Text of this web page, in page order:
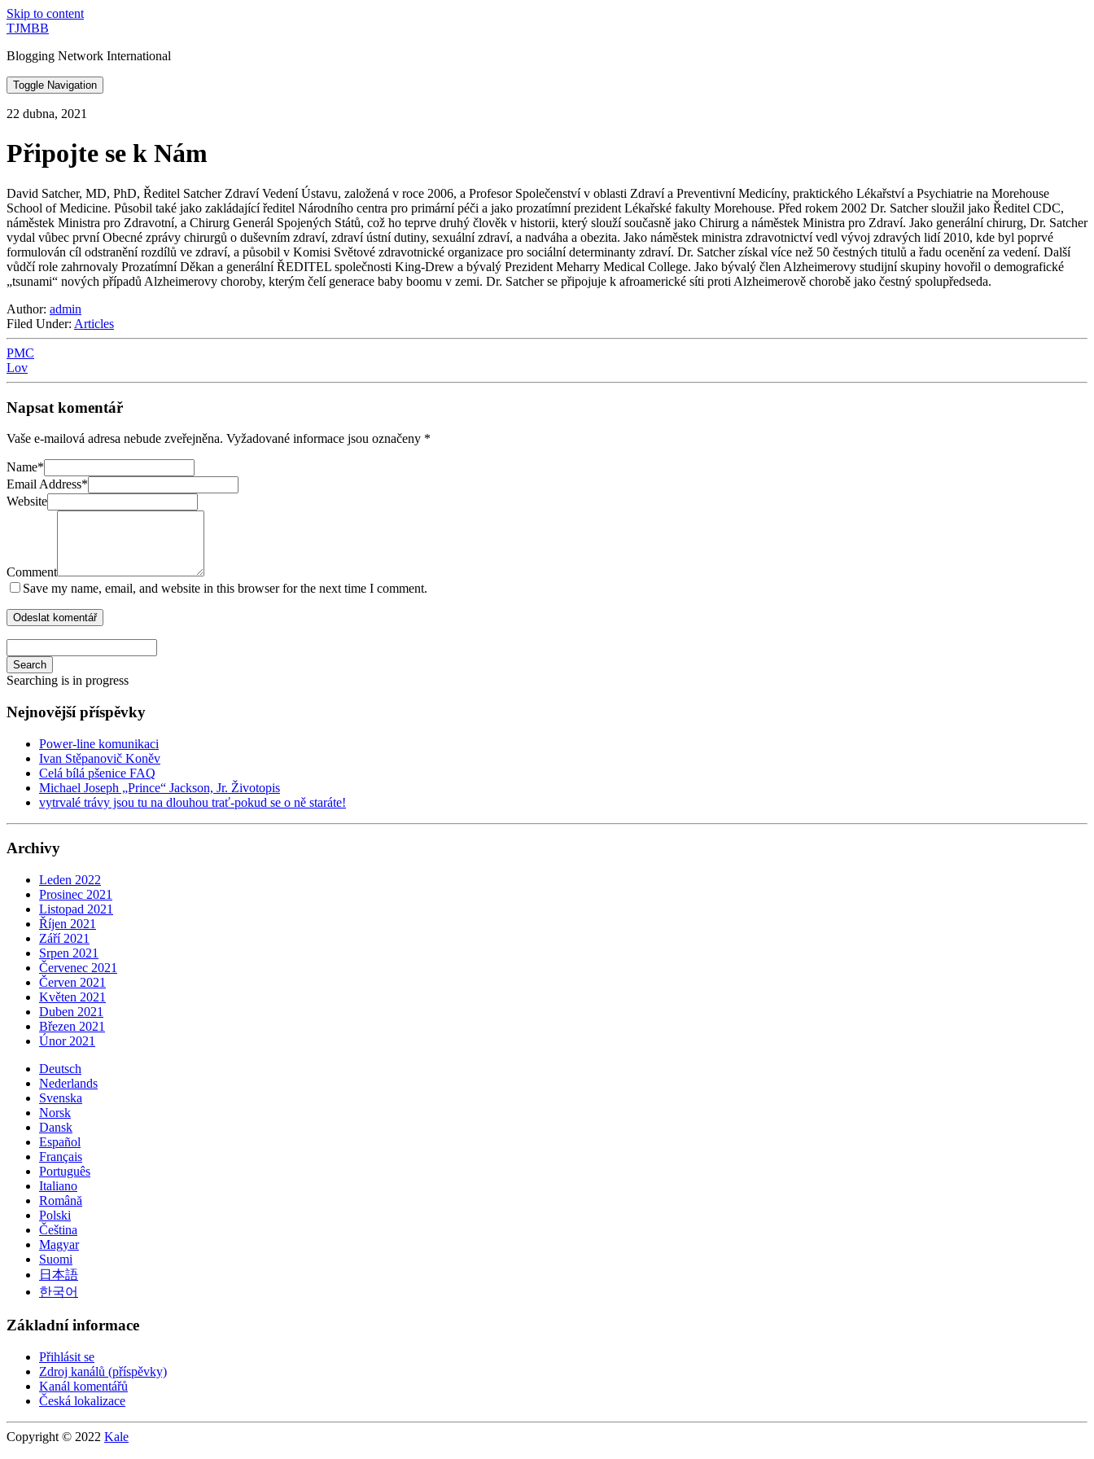
Skip to content
TJMBB
Blogging Network International
Toggle Navigation
22 dubna, 2021
Připojte se k Nám
David Satcher, MD, PhD, Ředitel Satcher Zdraví Vedení Ústavu, založená v roce 2006, a Profesor Společenství v oblasti Zdraví a Preventivní Medicíny, praktického Lékařství a Psychiatrie na Morehouse
School of Medicine. Působil také jako zakládající ředitel Národního centra pro primární péči a jako prozatímní prezident Lékařské fakulty Morehouse. Před rokem 2002 Dr. Satcher sloužil jako Ředitel CDC,
náměstek Ministra pro Zdravotní, a Chirurg Generál Spojených Států, což ho teprve druhý člověk v historii, který slouží současně jako Chirurg a náměstek Ministra pro Zdraví. Jako generální chirurg, Dr. Satcher
vydal vůbec první Obecné zprávy chirurgů o duševním zdraví, zdraví ústní dutiny, sexuální zdraví, a nadváha a obezita. Jako náměstek ministra zdravotnictví vedl vývoj zdravých lidí 2010, kde byl poprvé
formulován cíl odstranění rozdílů ve zdraví, a působil v Komisi Světové zdravotnické organizace pro sociální determinanty zdraví. Dr. Satcher získal více než 50 čestných titulů a řadu ocenění za vedení. Další
vůdčí role zahrnovaly Prozatímní Děkan a generální ŘEDITEL společnosti King-Drew a bývalý Prezident Meharry Medical College. Jako bývalý člen Alzheimerovy studijní skupiny hovořil o demografické
„tsunami“ nových případů Alzheimerovy choroby, kterým čelí generace baby boomu v zemi. Dr. Satcher se připojuje k afroamerické síti proti Alzheimerově chorobě jako čestný spolupředseda.
Author: admin
Filed Under: Articles
PMC
Lov
Napsat komentář
Vaše e-mailová adresa nebude zveřejněna. Vyžadované informace jsou označeny *
Name*
Email Address*
Website
Comment
Save my name, email, and website in this browser for the next time I comment.
Search
Searching is in progress
Nejnovější příspěvky
Power-line komunikaci
Ivan Stěpanovič Koněv
Celá bílá pšenice FAQ
Michael Joseph „Prince“ Jackson, Jr. Životopis
vytrvalé trávy jsou tu na dlouhou trať-pokud se o ně staráte!
Archivy
Leden 2022
Prosinec 2021
Listopad 2021
Říjen 2021
Září 2021
Srpen 2021
Červenec 2021
Červen 2021
Květen 2021
Duben 2021
Březen 2021
Únor 2021
Deutsch
Nederlands
Svenska
Norsk
Dansk
Español
Français
Português
Italiano
Română
Polski
Čeština
Magyar
Suomi
日本語
한국어
Základní informace
Přihlásit se
Zdroj kanálů (příspěvky)
Kanál komentářů
Česká lokalizace
Copyright © 2022 Kale